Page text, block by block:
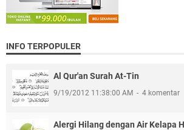
INFO TERPOPULER
Al Qur'an Surah At-Tin
9/19/2012 11:38:00 AM 4 komentar
Alergi Hilang dengan Air Kelapa